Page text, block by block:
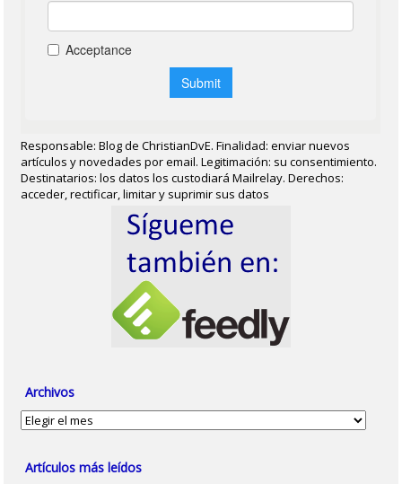
Responsable: Blog de ChristianDvE. Finalidad: enviar nuevos
artículos y novedades por email. Legitimación: su consentimiento.
Destinatarios: los datos los custodiará Mailrelay. Derechos:
acceder, rectificar, limitar y suprimir sus datos
Archivos
Archivos
Artículos más leídos